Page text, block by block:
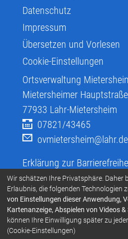
Datenschutz
Impressum
Übersetzen und Vorlesen
Cookie-Einstellungen
Ortsverwaltung
Mietersheimer
77933 Lahr-Mietersheim
07821/43465
ovmietersheim@lahr.de
Erklärung zur
Infos zur Barrierefreiheit
Infos in Leichter Sprache
Infos zur Gebärdensprache
Übersetzen und Vorlesen
Wir schätzen Ihre Privatsphäre. Daher
Erlaubnis, die folgenden Technologien
von Einstellungen dieser Anwendung,
Kartenanzeige, Abspielen von Videos &
können Ihre Einwilligung später zu
(Cookie-Einstellungen)